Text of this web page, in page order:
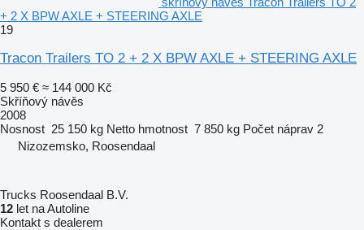
+ 2 X BPW AXLE + STEERING AXLE
19
Tracon Trailers TO 2 + 2 X BPW AXLE + STEERING AXLE
5 950 € ≈ 144 000 Kč
Skříňový návěs
2008
Nosnost 25 150 kg Netto hmotnost 7 850 kg Počet náprav 2
Nizozemsko, Roosendaal
Trucks Roosendaal B.V.
12 let na Autoline
Kontakt s dealerem